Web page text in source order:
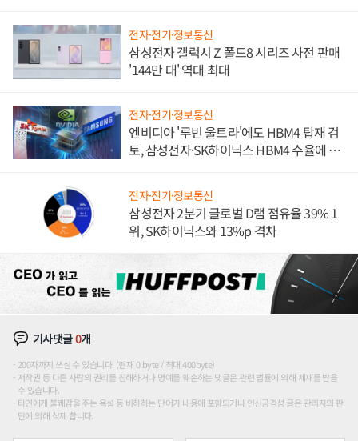
전자·전기·정보통신
삼성전자 갤럭시 Z 폴드8 시리즈 사전 판매
'144만 대' 역대 최대
전자·전기·정보통신
엔비디아 '루빈 울트라'에도 HBM4 탑재 검
토, 삼성전자·SK하이닉스 HBM4 수율에 주
전자·전기·정보통신
삼성전자 2분기 글로벌 D램 점유율 39% 1
위, SK하이닉스와 13%p 격차
기사댓글0개
200자까지 쓰실 수 있습니다. (현재 0 byte / 최대 400byte)
저작권 등 다른 사람의 권리를 침해하거나 명예를 훼손하는 댓글은 관련 법률에 의해 제재를 받을
수 있습니다.
타인에게 불쾌감을 주는 욕설 등 비하하는 단어가 내용에 포함되거나 인신공격성 글은 관리자의 판
단에 의해 삭제 합니다.